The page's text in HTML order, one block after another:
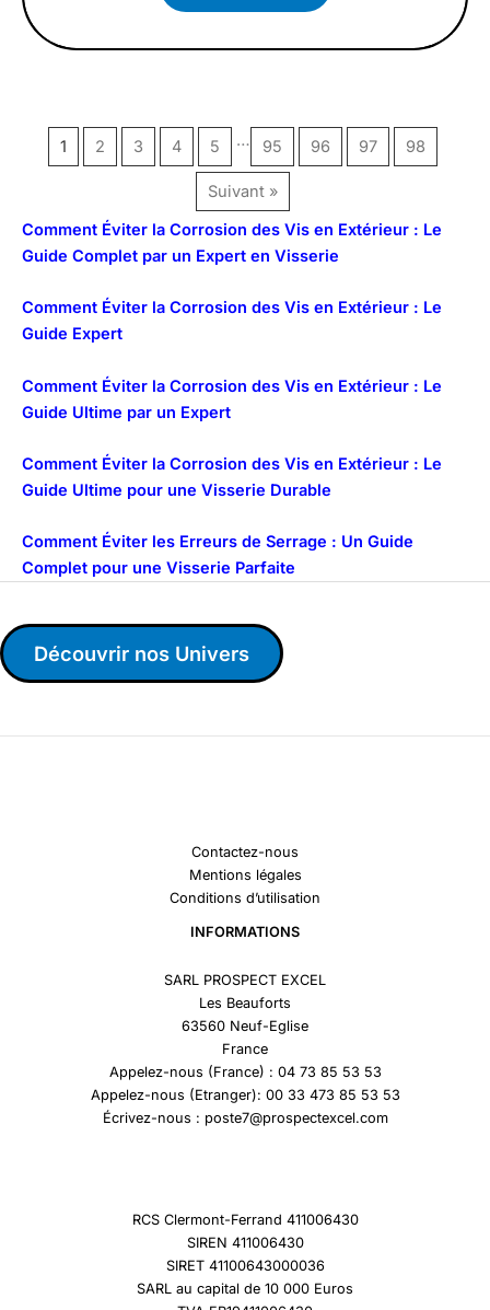
1 2 3 4 5 … 95 96 97 98
Suivant »
Comment Éviter la Corrosion des Vis en Extérieur : Le
Guide Complet par un Expert en Visserie
Comment Éviter la Corrosion des Vis en Extérieur : Le
Guide Expert
Comment Éviter la Corrosion des Vis en Extérieur : Le
Guide Ultime par un Expert
Comment Éviter la Corrosion des Vis en Extérieur : Le
Guide Ultime pour une Visserie Durable
Comment Éviter les Erreurs de Serrage : Un Guide
Complet pour une Visserie Parfaite
Découvrir nos Univers
Contactez-nous
Mentions légales
Conditions d’utilisation
INFORMATIONS
SARL PROSPECT EXCEL
Les Beauforts
63560 Neuf-Eglise
France
Appelez-nous (France) : 04 73 85 53 53
Appelez-nous (Etranger): 00 33 473 85 53 53
Écrivez-nous : poste7@prospectexcel.com
RCS Clermont-Ferrand 411006430
SIREN 411006430
SIRET 41100643000036
SARL au capital de 10 000 Euros